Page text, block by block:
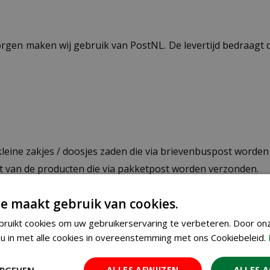
maken wij gebruik van PostNL. De levertijd
zakjes / doosjes zaden die via brievenbuspost
de producten die via pakketpost worden verzonden.
planten en producten die buiten de maximale
winkelwagen berekend.
maakt gebruik van cookies.
cookies om uw gebruikerservaring te verbeteren. Door
in met alle cookies in overeenstemming met ons Cookiebeleid.